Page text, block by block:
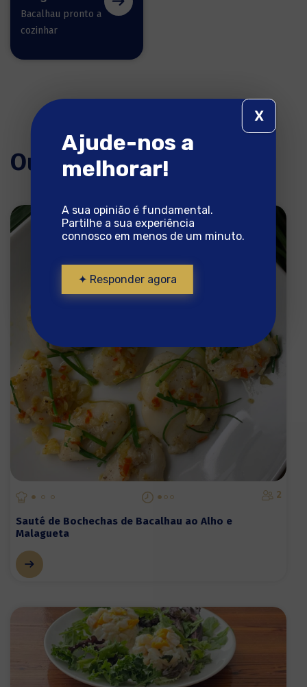
Bacalhau pronto a
cozinhar
Outras receitas
2
Sauté de Bochechas de Bacalhau ao Alho e
Malagueta
Ajude-nos a
melhorar!
A sua opinião é fundamental.
Partilhe a sua experiência
connosco em menos de um minuto.
✦ Responder agora
X